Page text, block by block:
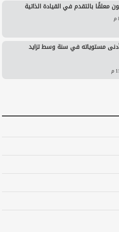
معلقًا بالتقدم في القيادة الذاتية
أدنى مستوياته في سنة وسط تزايد